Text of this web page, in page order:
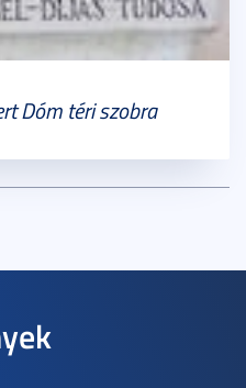
Dóm téri szobra